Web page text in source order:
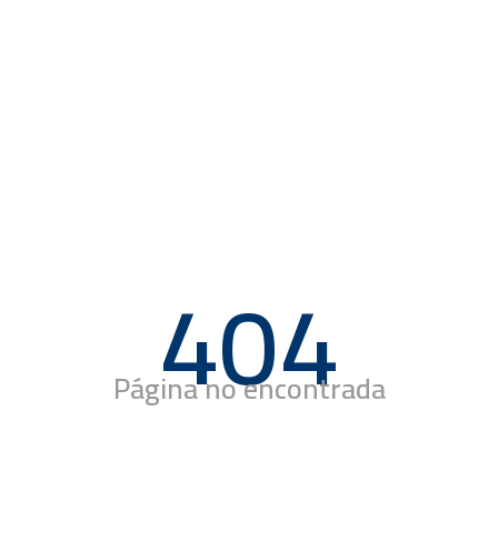
404
Página no encontrada